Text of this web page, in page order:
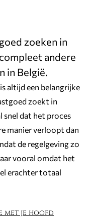
zoeken in
andere
in België.
altijd een belangrijke
zoekt in
snel dat het proces
manier verloopt dan
de regelgeving zo
vooral omdat het
erachter totaal
met je hoofd